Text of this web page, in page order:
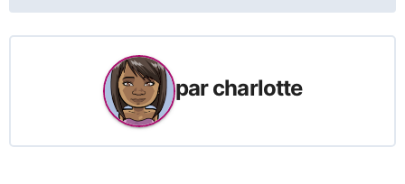
l’article
parcharlotte